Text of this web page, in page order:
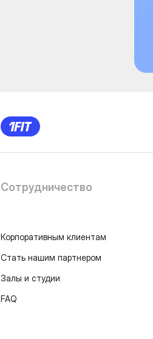
Сотрудничество
Корпоративным клиентам
Стать нашим партнером
Залы и студии
FAQ